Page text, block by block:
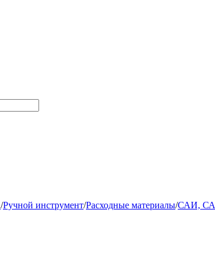
/Ручной инструмент/Расходные материалы/САИ,